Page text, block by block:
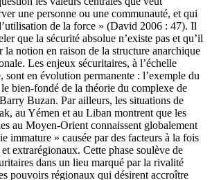
une personne ou une communauté, et qui
de la force » (David 2006 : 47). Il
que la sécurité absolue n’existe pas et qu’il
la notion en raison de la structure anarchique
Les enjeux sécuritaires, à l’échelle
sont en évolution permanente : l’exemple du
bien-fondé de la théorie du complexe de
Buzan. Par ailleurs, les situations de
au Yémen et au Liban montrent que les
au Moyen-Orient connaissent globalement
immature » causée par des facteurs à la fois
extrarégionaux. Cette phase soulève de
dans un lieu marqué par la rivalité
pouvoirs régionaux qui désirent accroître